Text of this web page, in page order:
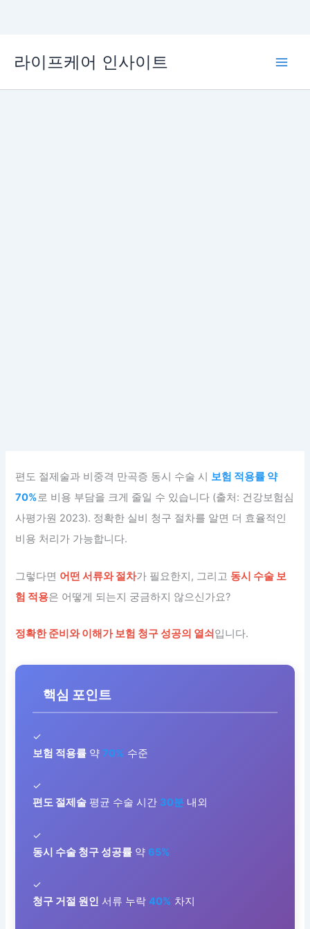
로
라이프케어 인사이트
편도 절제술과 비중격 만곡증 동시 수술 시 보험 적용률 약
70%로 비용 부담을 크게 줄일 수 있습니다 (출처: 건강보험심
사평가원 2023). 정확한 실비 청구 절차를 알면 더 효율적인
비용 처리가 가능합니다.
그렇다면 어떤 서류와 절차가 필요한지, 그리고 동시 수술 보
험 적용은 어떻게 되는지 궁금하지 않으신가요?
정확한 준비와 이해가 보험 청구 성공의 열쇠입니다.
핵심 포인트
✓
보험 적용률 약70% 수준
✓
편도 절제술 평균 수술 시간 30분 내외
✓
동시 수술 청구 성공률 약 65%
✓
청구 거절 원인 서류 누락40% 차지